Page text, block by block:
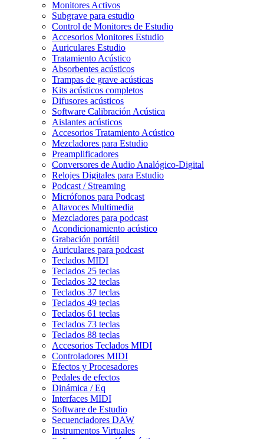
Monitores Activos
Subgrave para estudio
Control de Monitores de Estudio
Accesorios Monitores Estudio
Auriculares Estudio
Tratamiento Acústico
Absorbentes acústicos
Trampas de grave acústicas
Kits acústicos completos
Difusores acústicos
Software Calibración Acústica
Aislantes acústicos
Accesorios Tratamiento Acústico
Mezcladores para Estudio
Preamplificadores
Conversores de Audio Analógico-Digital
Relojes Digitales para Estudio
Podcast / Streaming
Micrófonos para Podcast
Altavoces Multimedia
Mezcladores para podcast
Acondicionamiento acústico
Grabación portátil
Auriculares para podcast
Teclados MIDI
Teclados 25 teclas
Teclados 32 teclas
Teclados 37 teclas
Teclados 49 teclas
Teclados 61 teclas
Teclados 73 teclas
Teclados 88 teclas
Accesorios Teclados MIDI
Controladores MIDI
Efectos y Procesadores
Pedales de efectos
Dinámica / Eq
Interfaces MIDI
Software de Estudio
Secuenciadores DAW
Instrumentos Virtuales